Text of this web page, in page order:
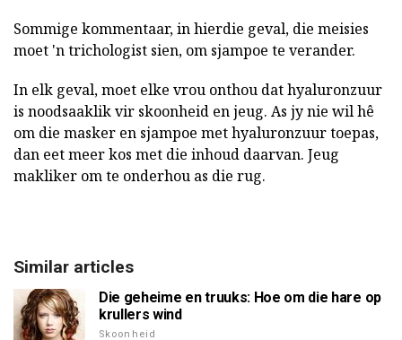
Sommige kommentaar, in hierdie geval, die meisies
moet 'n trichologist sien, om sjampoe te verander.
In elk geval, moet elke vrou onthou dat hyaluronzuur
is noodsaaklik vir skoonheid en jeug. As jy nie wil hê
om die masker en sjampoe met hyaluronzuur toepas,
dan eet meer kos met die inhoud daarvan. Jeug
makliker om te onderhou as die rug.
Similar articles
Die geheime en truuks: Hoe om die hare op
krullers wind
Skoonheid